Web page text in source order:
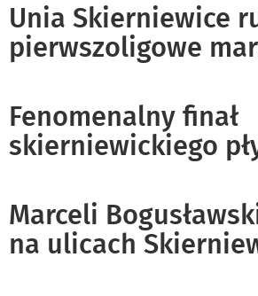
Unia Skierniewice
pierwszoligowe
Fenomenalny finał
skierniewickiego
Marceli
na ulicach